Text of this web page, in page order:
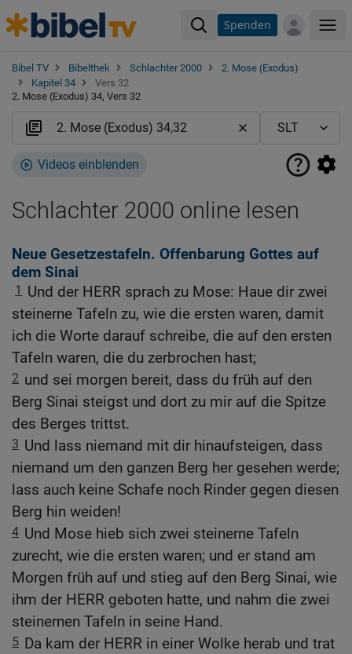
Spenden
Bibel TV Bibelthek Schlachter 2000
2. Mose (Exodus)
Kapitel 34
Vers 32
2. Mose (Exodus) 34, Vers 32
Videos einblenden
Schlachter 2000 online lesen
Neue Gesetzestafeln. Offenbarung Gottes auf
dem Sinai
1
Und der HERR sprach zu Mose: Haue dir zwei
steinerne Tafeln zu, wie die ersten waren, damit
ich die Worte darauf schreibe, die auf den ersten
Tafeln waren, die du zerbrochen hast;
2 und sei morgen bereit, dass du früh auf den
Berg Sinai steigst und dort zu mir auf die Spitze
des Berges trittst.
3 Und lass niemand mit dir hinaufsteigen, dass
niemand um den ganzen Berg her gesehen werde;
lass auch keine Schafe noch Rinder gegen diesen
Berg hin weiden!
4 Und Mose hieb sich zwei steinerne Tafeln
zurecht, wie die ersten waren; und er stand am
Morgen früh auf und stieg auf den Berg Sinai, wie
ihm der HERR geboten hatte, und nahm die zwei
steinernen Tafeln in seine Hand.
5 Da kam der HERR in einer Wolke herab und trat